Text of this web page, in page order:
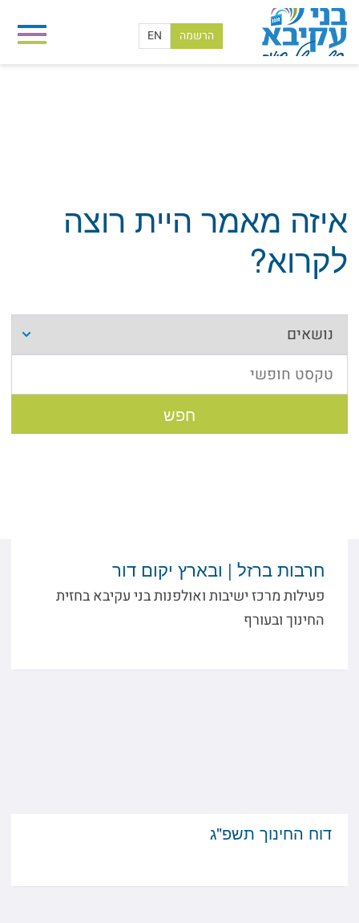
EN הרשמה
איזה מאמר היית רוצה
לקרוא?
חפש
חרבות ברזל | ובארץ יקום דור
פעילות מרכז ישיבות ואולפנות בני עקיבא בחזית
החינוך ובעורף
דוח החינוך תשפ"ג